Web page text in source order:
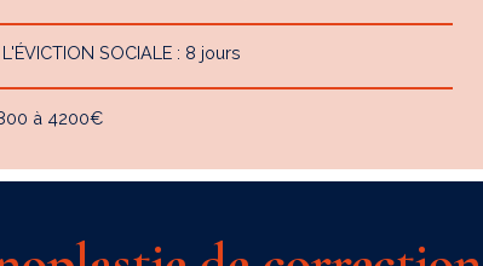
L'ÉVICTION SOCIALE : 8 jours
à 4200€